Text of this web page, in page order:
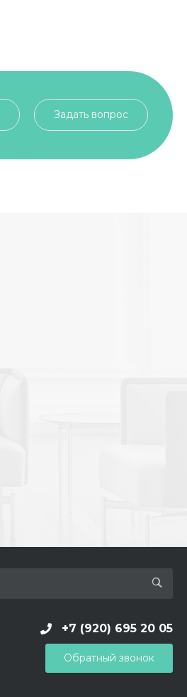
Задать вопрос
+7 (920) 695 20 05
Обратный звонок